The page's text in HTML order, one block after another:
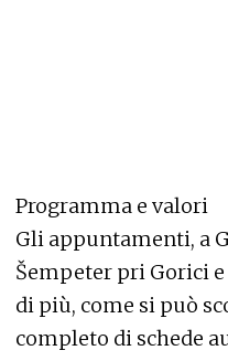
Programma e valori
Gli appuntamenti, a
Šempeter pri Gorici
di più, come si può
completo di schede